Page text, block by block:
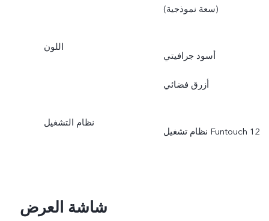
(سعة نموذجية)
اللون
أسود جرافيتي
أزرق فضائي
نظام التشغيل
شاشة العرض